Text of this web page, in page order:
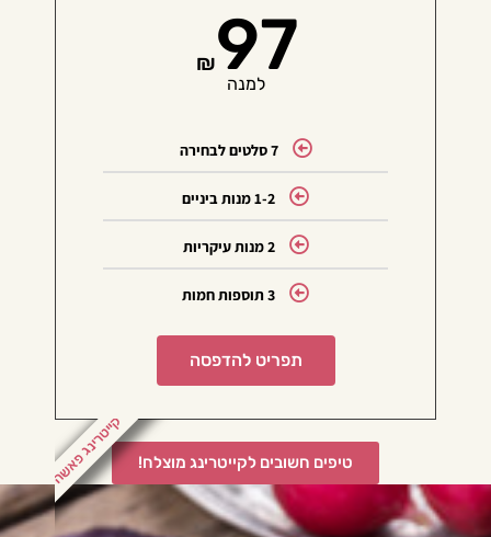
₪97
למנה
7 סלטים לבחירה
1-2 מנות ביניים
2 מנות עיקריות
3 תוספות חמות
תפריט להדפסה
קייטרינג פאשה טיפים חשובים לקייטרינג מוצלח!